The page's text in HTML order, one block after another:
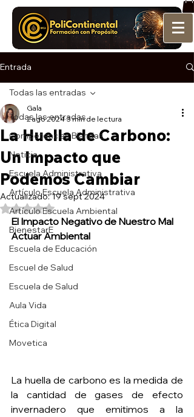
Entrada
Todas las entradas
Competencias Blandas
Noticia
Escuela Administrativa
Artículo Escuela Administrativa
Artículo Escuela Ambiental
BienestarE
Escuela de Educación
Escuel de Salud
Escuela de Salud
Aula Vida
Ética Digital
Movetica
Todas las entradas
La Huella de Carbono:
Un Impacto que
Podemos Cambiar
Gala
2 ago 2024 3 min de lectura
Actualizado:19 sept 2024
Obtuvo NaN de 5 estrellas.
El Impacto Negativo de Nuestro Mal
Actuar Ambiental
La huella de carbono es la medida de
la cantidad de gases de efecto
invernadero que emitimos a la